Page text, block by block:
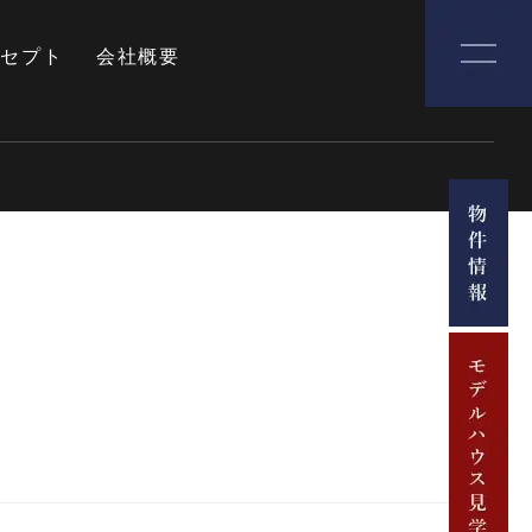
プト 会社概要